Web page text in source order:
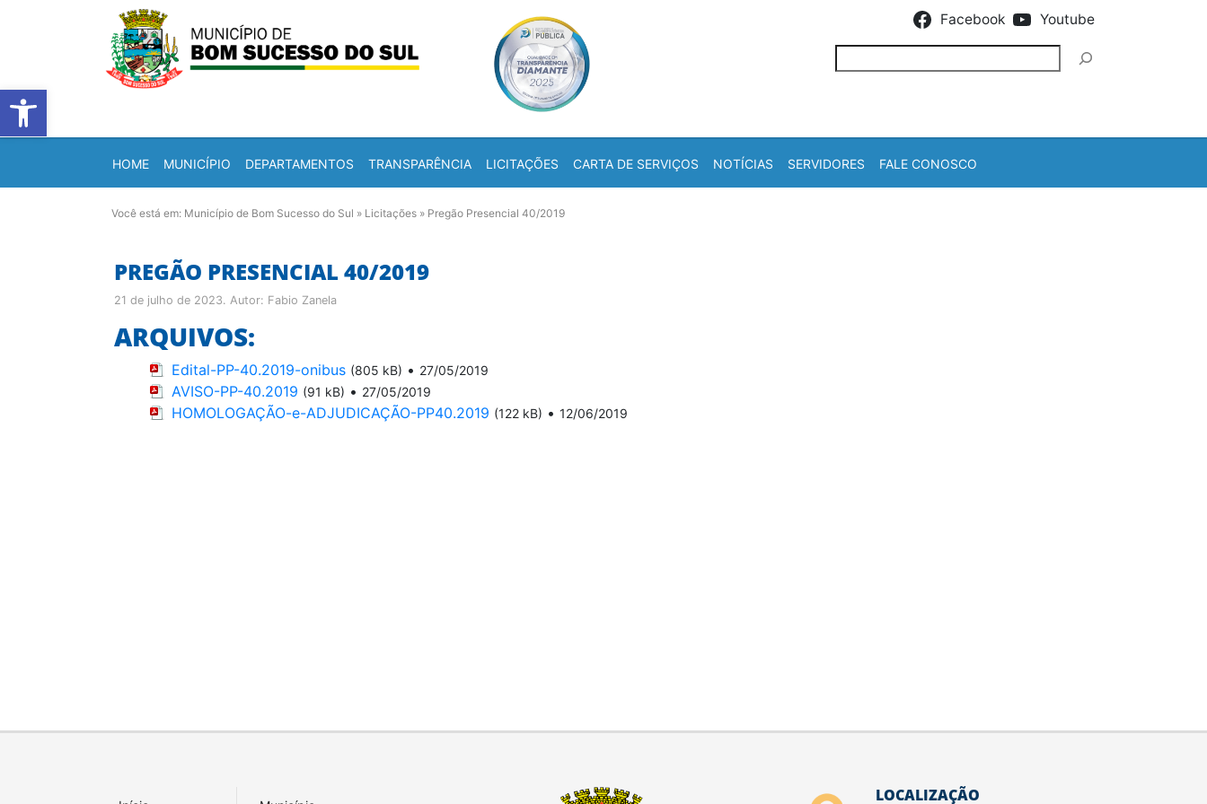
Barra de Ferramentas Aberta
Facebook Youtube
HOME MUNICÍPIO DEPARTAMENTOS TRANSPARÊNCIA LICITAÇÕES CARTA DE SERVIÇOS NOTÍCIAS SERVIDORES FALE CONOSCO
Você está em: Município de Bom Sucesso do Sul » Licitações » Pregão Presencial 40/2019
PREGÃO PRESENCIAL 40/2019
21 de julho de 2023. Autor: Fabio Zanela
ARQUIVOS:
Edital-PP-40.2019-onibus (805 kB) • 27/05/2019
AVISO-PP-40.2019 (91 kB) • 27/05/2019
HOMOLOGAÇÃO-e-ADJUDICAÇÃO-PP40.2019 (122 kB) • 12/06/2019
LOCALIZAÇÃO